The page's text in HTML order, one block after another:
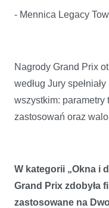
- Mennica Legacy
Nagrody Grand Prix
według Jury
wszystkim:
zastosowań oraz
W kategorii „Okna i
Grand Prix zdobyła
zastosowane na